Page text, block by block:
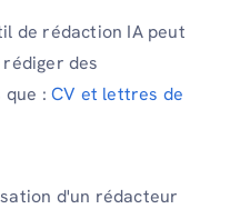
de rédaction IA peut
des
: CV et lettres de
d'un rédacteur